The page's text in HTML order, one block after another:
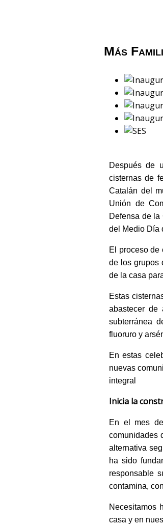
Más
Después de
cisternas de
Catalán del
Unión de
Defensa de
del Medio Día
El proceso de
de los grupos
de la casa
Estas
abastecer
subterránea
fluoruro y
En estas
nuevas
integral
Inicia la
En el mes
comunidades
alternativa
ha sido
responsable
contamina,
Necesitamos
casa y en